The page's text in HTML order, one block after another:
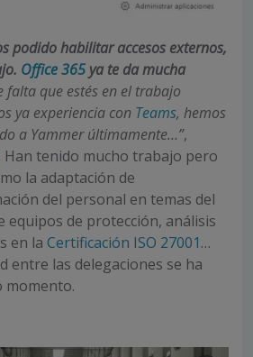
podido habilitar accesos externos,
Office 365 ya te da mucha
falta que estés en el trabajo
ya experiencia con Teams, hemos
a Yammer últimamente…”,
. Han tenido mucho trabajo pero
la adaptación de
del personal en temas del
equipos de protección, análisis
en la Certificación ISO 27001…
entre las delegaciones se ha
momento.